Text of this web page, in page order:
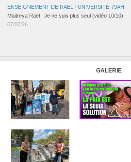
ENSEIGNEMENT DE RAËL / UNIVERSITÉ-79AH
Maitreya Raël : Je ne suis plus seul (vidéo 10/10)
07/07/26
GALERIE